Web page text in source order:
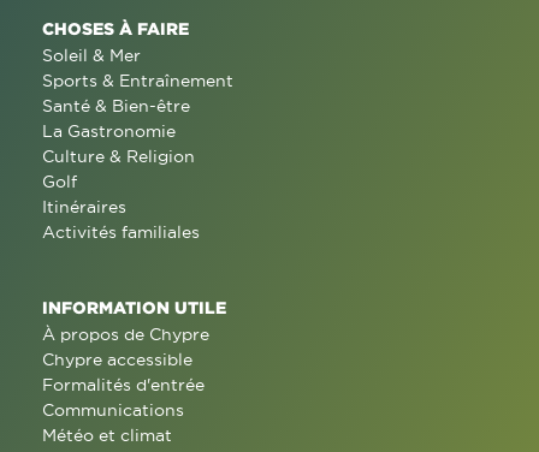
CHOSES À FAIRE
Soleil & Mer
Sports & Entraînement
Santé & Bien-être
La Gastronomie
Culture & Religion
Golf
Itinéraires
Activités familiales
INFORMATION UTILE
À propos de Chypre
Chypre accessible
Formalités d'entrée
Communications
Météo et climat